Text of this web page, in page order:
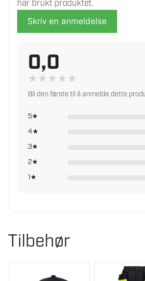
Vaskeanvisning
Vask max
prosess –
har brukt produktet.
Skriv en anmeldelse
0,0
★★★★★
Bli den første til å anmelde dette
5★
4★
3★
2★
1★
Tilbehør